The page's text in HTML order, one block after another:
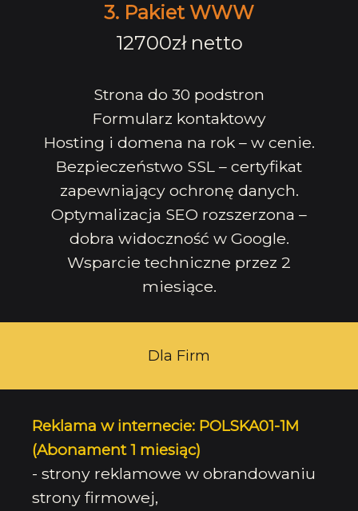
3. Pakiet WWW
12700zł netto
Strona do 30 podstron
Formularz kontaktowy
Hosting i domena na rok – w cenie.
Bezpieczeństwo SSL – certyfikat
zapewniający ochronę danych.
Optymalizacja SEO rozszerzona –
dobra widoczność w Google.
Wsparcie techniczne przez 2
miesiące.
Dla Firm
Reklama w internecie: POLSKA01-1M
(Abonament 1 miesiąc)
- strony reklamowe w obrandowaniu
strony firmowej,